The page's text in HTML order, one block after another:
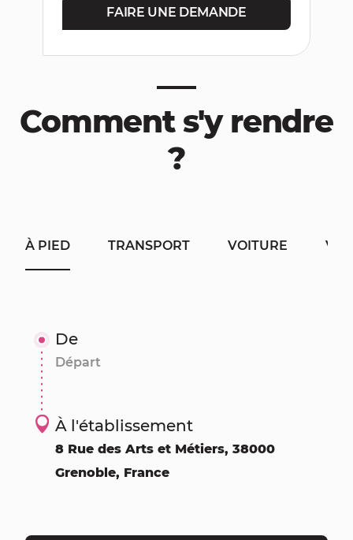
FAIRE UNE DEMANDE
Comment s'y rendre
?
À PIED TRANSPORT VOITURE
De
À l'établissement
8 Rue des Arts et Métiers, 38000
Grenoble, France